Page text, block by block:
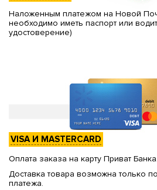
Наложенным платежом на Новой
необходимо иметь паспорт или
удостоверение)
VISA И MASTERCARD
Оплата заказа на карту Приват Банка.
Доставка товара возможна только
платежа.